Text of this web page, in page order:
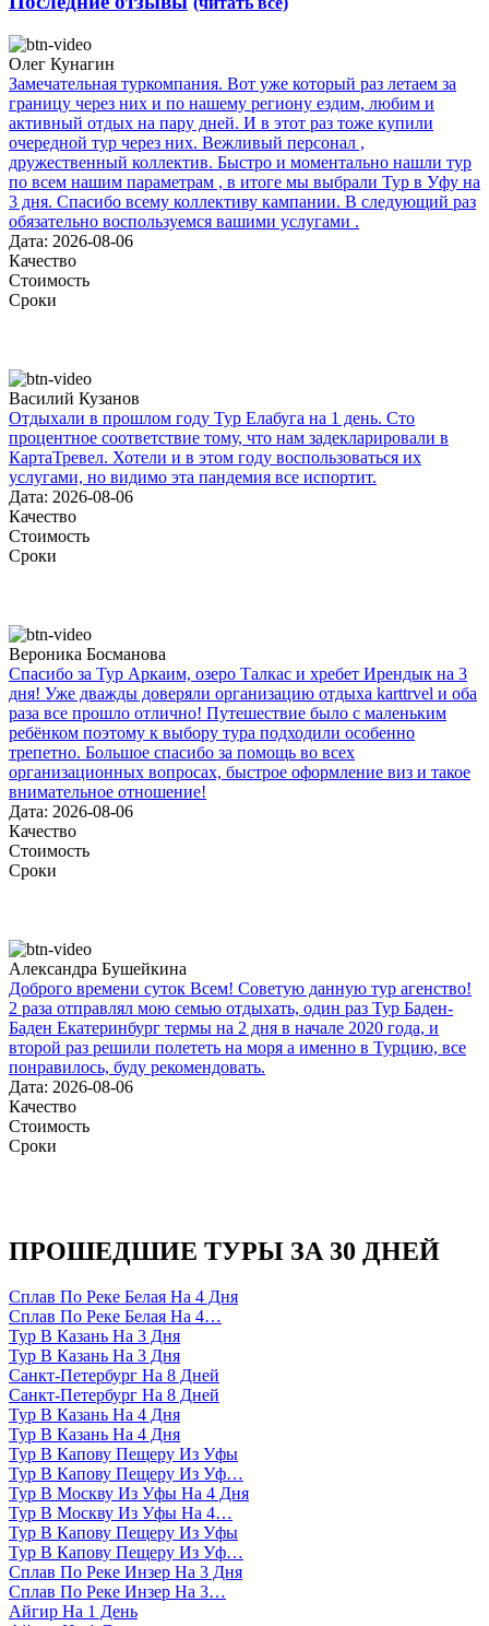
Олег Кунагин
Замечательная туркомпания. Вот уже который раз летаем за
границу через них и по нашему региону ездим, любим и
активный отдых на пару дней. И в этот раз тоже купили
очередной тур через них. Вежливый персонал ,
дружественный коллектив. Быстро и моментально нашли тур
по всем нашим параметрам , в итоге мы выбрали Тур в Уфу на
3 дня. Спасибо всему коллективу кампании. В следующий раз
обязательно воспользуемся вашими услугами .
Дата: 2026-08-06
Качество
Стоимость
Сроки
Василий Кузанов
Отдыхали в прошлом году Тур Елабуга на 1 день. Сто
процентное соответствие тому, что нам задекларировали в
КартаТревел. Хотели и в этом году воспользоваться их
услугами, но видимо эта пандемия все испортит.
Дата: 2026-08-06
Качество
Стоимость
Сроки
Вероника Босманова
Спасибо за Тур Аркаим, озеро Талкас и хребет Ирендык на 3
дня! Уже дважды доверяли организацию отдыха karttrvel и оба
раза все прошло отлично! Путешествие было с маленьким
ребёнком поэтому к выбору тура подходили особенно
трепетно. Большое спасибо за помощь во всех
организационных вопросах, быстрое оформление виз и такое
внимательное отношение!
Дата: 2026-08-06
Качество
Стоимость
Сроки
Александра Бушейкина
Доброго времени суток Всем! Советую данную тур агенство!
2 раза отправлял мою семью отдыхать, один раз Тур Баден-
Баден Екатеринбург термы на 2 дня в начале 2020 года, и
второй раз решили полететь на моря а именно в Турцию, все
понравилось, буду рекомендовать.
Дата: 2026-08-06
Качество
Стоимость
Сроки
ПРОШЕДШИЕ ТУРЫ ЗА 30 ДНЕЙ
Сплав По Реке Белая На 4 Дня
Сплав По Реке Белая На 4…
Тур В Казань На 3 Дня
Тур В Казань На 3 Дня
Санкт-Петербург На 8 Дней
Санкт-Петербург На 8 Дней
Тур В Казань На 4 Дня
Тур В Казань На 4 Дня
Тур В Капову Пещеру Из Уфы
Тур В Капову Пещеру Из Уф…
Тур В Москву Из Уфы На 4 Дня
Тур В Москву Из Уфы На 4…
Тур В Капову Пещеру Из Уфы
Тур В Капову Пещеру Из Уф…
Сплав По Реке Инзер На 3 Дня
Сплав По Реке Инзер На 3…
Айгир На 1 День